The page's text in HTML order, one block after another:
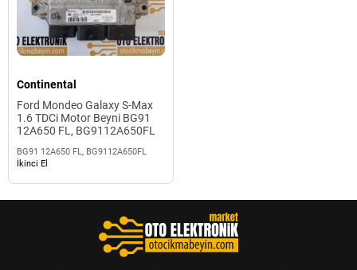
Continental
Ford Mondeo Galaxy S-Max
1.6 TDCi Motor Beyni BG91
12A650 FL, BG9112A650FL
BG91 12A650 FL, BG9112A650FL
İkinci El